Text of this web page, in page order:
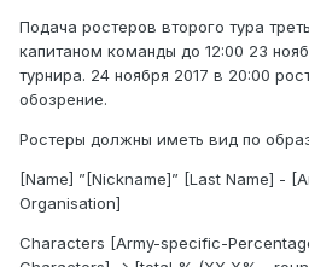
Подача ростеров второго тура
капитаном команды до 12:00 23
турнира. 24 ноября 2017 в 20:00
обозрение.
Ростеры должны иметь вид по
[Name] ”[Nickname]” [Last Name] -
Organisation]
Characters [Army-specific-